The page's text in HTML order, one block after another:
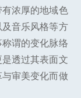
浓厚的地域色
音乐风格等方
谓的变化脉络
透过其表面文
审美变化而做